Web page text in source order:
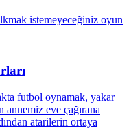
futbol oynamak, yakar
eve çağırana
atarilerin ortaya